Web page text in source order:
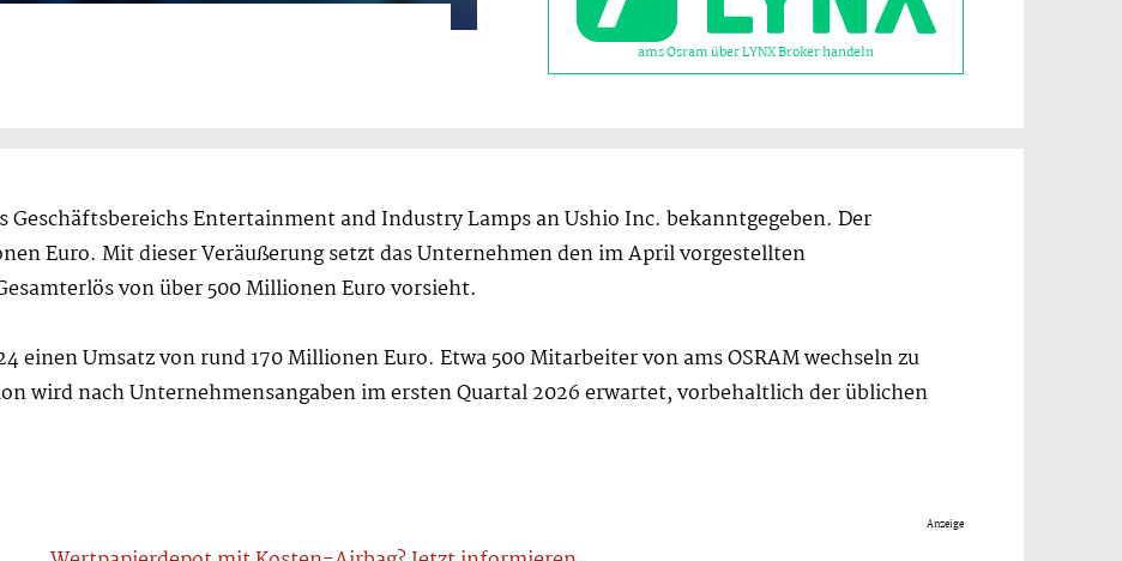
ams Osram über LYNX Broker handeln
Geschäftsbereichs Entertainment and Industry Lamps an Ushio Inc. bekanntgegeben. Der
Euro. Mit dieser Veräußerung setzt das Unternehmen den im April vorgestellten
von über 500 Millionen Euro vorsieht.
einen Umsatz von rund 170 Millionen Euro. Etwa 500 Mitarbeiter von ams OSRAM wechseln zu
wird nach Unternehmensangaben im ersten Quartal 2026 erwartet, vorbehaltlich der üblichen
Anzeige